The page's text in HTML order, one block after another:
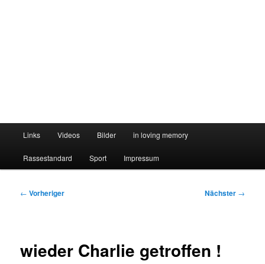
Links Videos Bilder in loving memory
Rassestandard Sport Impressum
Beitragsnavigation
← Vorheriger Nächster →
wieder Charlie getroffen !